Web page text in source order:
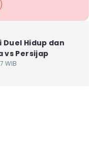
Hidup dan
vs Persijap
WIB